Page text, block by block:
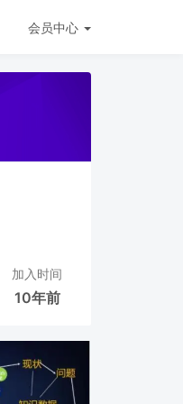
会员中心
加入时间
10年前